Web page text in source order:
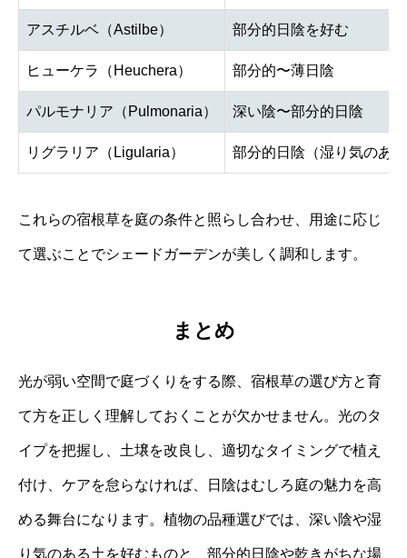
アスチルベ（Astilbe） 部分的日陰を好む
ヒューケラ（Heuchera） 部分的〜薄日陰
パルモナリア（Pulmonaria） 深い陰〜部分的日陰
リグラリア（Ligularia） 部分的日陰（湿り気のあ
これらの宿根草を庭の条件と照らし合わせ、用途に応じ
て選ぶことでシェードガーデンが美しく調和します。
まとめ
光が弱い空間で庭づくりをする際、宿根草の選び方と育
て方を正しく理解しておくことが欠かせません。光のタ
イプを把握し、土壌を改良し、適切なタイミングで植え
付け、ケアを怠らなければ、日陰はむしろ庭の魅力を高
める舞台になります。植物の品種選びでは、深い陰や湿
り気のある土を好むものと、部分的日陰や乾きがちな場